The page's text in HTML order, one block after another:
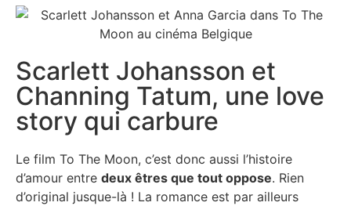
Scarlett Johansson et
Channing Tatum, une love
story qui carbure
Le film To The Moon, c’est donc aussi l’histoire
d’amour entre deux êtres que tout oppose. Rien
d’original jusque-là ! La romance est par ailleurs